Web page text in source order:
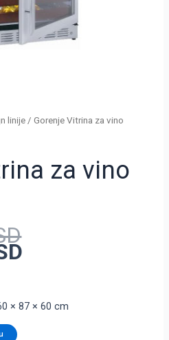
linije / Gorenje Vitrina za vino
za vino
× 87 × 60 cm